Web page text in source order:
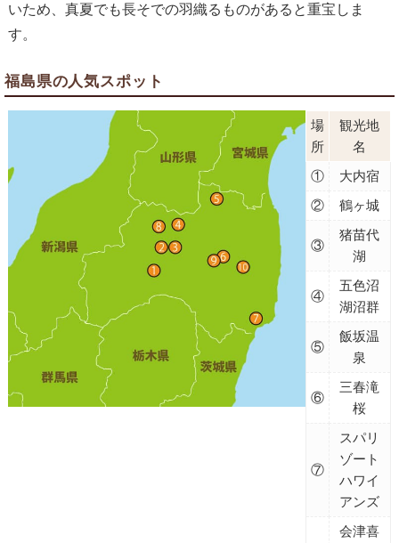
いため、真夏でも長そでの羽織るものがあると重宝しま
す。
福島県の人気スポット
場
所
観光地
名
①
大内宿
②
鶴ヶ城
③
猪苗代
湖
④
五色沼
湖沼群
⑤
飯坂温
泉
⑥
三春滝
桜
⑦
スパリ
ゾート
ハワイ
アンズ
会津喜